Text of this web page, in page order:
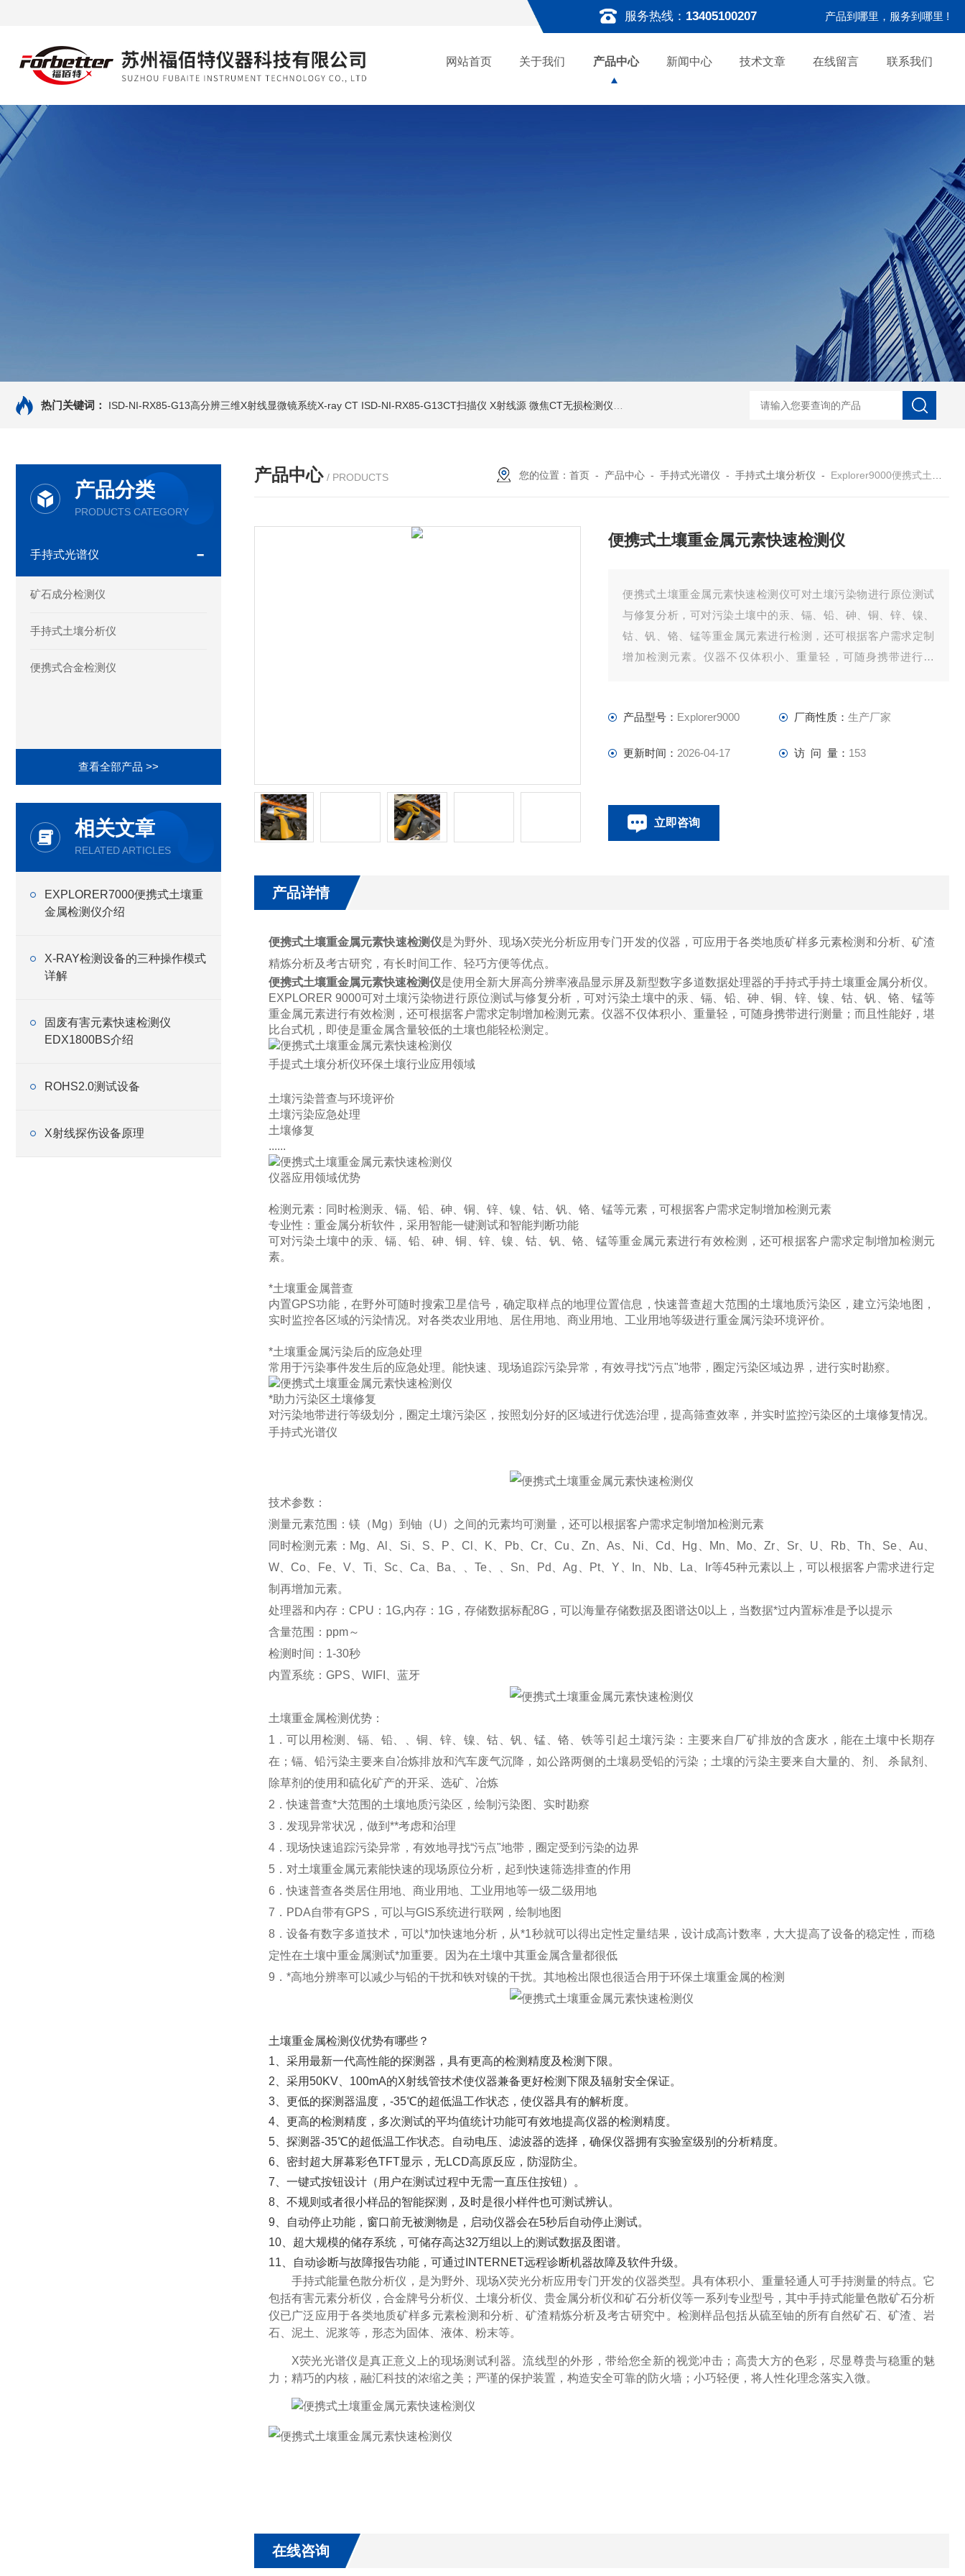
服务热线： 13405100207 产品到哪里，服务到哪里 !
网站首页 关于我们 产品中心 新闻中心 技术文章 在线留言 联系我们
热门关键词： ISD-NI-RX85-G13高分辨三维X射线显微镜系统X-ray CT ISD-NI-RX85-G13CT扫描仪 X射线源 微焦CT无损检测仪器 ISD-NI-RX85-G13工业用3D显微X射线CT扫描设备 EDX1800BRohs指令环
产品分类
PRODUCTS CATEGORY
手持式光谱仪
矿石成分检测仪
手持式土壤分析仪
便携式合金检测仪
查看全部产品 >>
相关文章
RELATED ARTICLES
EXPLORER7000便携式土壤重
金属检测仪介绍
X-RAY检测设备的三种操作模式
详解
固废有害元素快速检测仪
EDX1800BS介绍
ROHS2.0测试设备
X射线探伤设备原理
产品中心 / PRODUCTS 您的位置：首页 - 产品中心 -手持式光谱仪 -手持式土壤分析仪 - Explorer9000便携式土壤重金属元素快速检测仪
便携式土壤重金属元素快速检测仪
便携式土壤重金属元素快速检测仪可对土壤污染物进行原位测试
与修复分析，可对污染土壤中的汞、镉、铅、砷、铜、锌、镍、
钴、钒、铬、锰等重金属元素进行检测，还可根据客户需求定制
增加检测元素。仪器不仅体积小、重量轻，可随身携带进行测
产品型号： Explorer9000 厂商性质： 生产厂家
更新时间： 2026-04-17 访 问 量： 153
立即咨询
产品详情
便携式土壤重金属元素快速检测仪是为野外、现场X荧光分析应用专门开发的仪器，可应用于各类地质矿样多元素检测和分析、矿渣
精炼分析及考古研究，有长时间工作、轻巧方便等优点。
便携式土壤重金属元素快速检测仪是使用全新大屏高分辨率液晶显示屏及新型数字多道数据处理器的手持式手持土壤重金属分析仪。
EXPLORER 9000可对土壤污染物进行原位测试与修复分析，可对污染土壤中的汞、镉、铅、砷、铜、锌、镍、钴、钒、铬、锰等
重金属元素进行有效检测，还可根据客户需求定制增加检测元素。仪器不仅体积小、重量轻，可随身携带进行测量；而且性能好，堪
比台式机，即使是重金属含量较低的土壤也能轻松测定。
手提式土壤分析仪环保土壤行业应用领域
土壤污染普查与环境评价
土壤污染应急处理
土壤修复
......
仪器应用领域优势
检测元素：同时检测汞、镉、铅、砷、铜、锌、镍、钴、钒、铬、锰等元素，可根据客户需求定制增加检测元素
专业性：重金属分析软件，采用智能一键测试和智能判断功能
可对污染土壤中的汞、镉、铅、砷、铜、锌、镍、钴、钒、铬、锰等重金属元素进行有效检测，还可根据客户需求定制增加检测元
素。
*土壤重金属普查
内置GPS功能，在野外可随时搜索卫星信号，确定取样点的地理位置信息，快速普查超大范围的土壤地质污染区，建立污染地图，
实时监控各区域的污染情况。对各类农业用地、居住用地、商业用地、工业用地等级进行重金属污染环境评价。
*土壤重金属污染后的应急处理
常用于污染事件发生后的应急处理。能快速、现场追踪污染异常，有效寻找“污点"地带，圈定污染区域边界，进行实时勘察。
*助力污染区土壤修复
对污染地带进行等级划分，圈定土壤污染区，按照划分好的区域进行优选治理，提高筛查效率，并实时监控污染区的土壤修复情况。
手持式光谱仪
技术参数：
测量元素范围：镁（Mg）到铀（U）之间的元素均可测量，还可以根据客户需求定制增加检测元素
同时检测元素：Mg、Al、Si、S、P、Cl、K、Pb、Cr、Cu、Zn、As、Ni、Cd、Hg、Mn、Mo、Zr、Sr、U、Rb、Th、Se、Au、
W、Co、Fe、V、Ti、Sc、Ca、Ba、、Te、、Sn、Pd、Ag、Pt、Y、In、Nb、La、Ir等45种元素以上，可以根据客户需求进行定
制再增加元素。
处理器和内存：CPU：1G,内存：1G，存储数据标配8G，可以海量存储数据及图谱达0以上，当数据*过内置标准是予以提示
含量范围：ppm～
检测时间：1-30秒
内置系统：GPS、WIFI、蓝牙
土壤重金属检测优势：
1．可以用检测、镉、铅、、铜、锌、镍、钴、钒、锰、铬、铁等引起土壤污染：主要来自厂矿排放的含废水，能在土壤中长期存
在；镉、铅污染主要来自冶炼排放和汽车废气沉降，如公路两侧的土壤易受铅的污染；土壤的污染主要来自大量的、剂、 杀鼠剂、
除草剂的使用和硫化矿产的开采、选矿、冶炼
2．快速普查*大范围的土壤地质污染区，绘制污染图、实时勘察
3．发现异常状况，做到**考虑和治理
4．现场快速追踪污染异常，有效地寻找“污点"地带，圈定受到污染的边界
5．对土壤重金属元素能快速的现场原位分析，起到快速筛选排查的作用
6．快速普查各类居住用地、商业用地、工业用地等一级二级用地
7．PDA自带有GPS，可以与GIS系统进行联网，绘制地图
8．设备有数字多道技术，可以*加快速地分析，从*1秒就可以得出定性定量结果，设计成高计数率，大大提高了设备的稳定性，而稳
定性在土壤中重金属测试*加重要。因为在土壤中其重金属含量都很低
9．*高地分辨率可以减少与铅的干扰和铁对镍的干扰。其地检出限也很适合用于环保土壤重金属的检测
土壤重金属检测仪优势有哪些？
1、采用最新一代高性能的探测器，具有更高的检测精度及检测下限。
2、采用50KV、100mA的X射线管技术使仪器兼备更好检测下限及辐射安全保证。
3、更低的探测器温度，-35℃的超低温工作状态，使仪器具有的解析度。
4、更高的检测精度，多次测试的平均值统计功能可有效地提高仪器的检测精度。
5、探测器-35℃的超低温工作状态。自动电压、滤波器的选择，确保仪器拥有实验室级别的分析精度。
6、密封超大屏幕彩色TFT显示，无LCD高原反应，防湿防尘。
7、一键式按钮设计（用户在测试过程中无需一直压住按钮）。
8、不规则或者很小样品的智能探测，及时是很小样件也可测试辨认。
9、自动停止功能，窗口前无被测物是，启动仪器会在5秒后自动停止测试。
10、超大规模的储存系统，可储存高达32万组以上的测试数据及图谱。
11、自动诊断与故障报告功能，可通过INTERNET远程诊断机器故障及软件升级。
手持式能量色散分析仪，是为野外、现场X荧光分析应用专门开发的仪器类型。具有体积小、重量轻通人可手持测量的特点。它
包括有害元素分析仪，合金牌号分析仪、土壤分析仪、贵金属分析仪和矿石分析仪等一系列专业型号，其中手持式能量色散矿石分析
仪已广泛应用于各类地质矿样多元素检测和分析、矿渣精炼分析及考古研究中。检测样品包括从硫至铀的所有自然矿石、矿渣、岩
石、泥土、泥浆等，形态为固体、液体、粉末等。
X荧光光谱仪是真正意义上的现场测试利器。流线型的外形，带给您全新的视觉冲击；高贵大方的色彩，尽显尊贵与稳重的魅
力；精巧的内核，融汇科技的浓缩之美；严谨的保护装置，构造安全可靠的防火墙；小巧轻便，将人性化理念落实入微。
在线咨询